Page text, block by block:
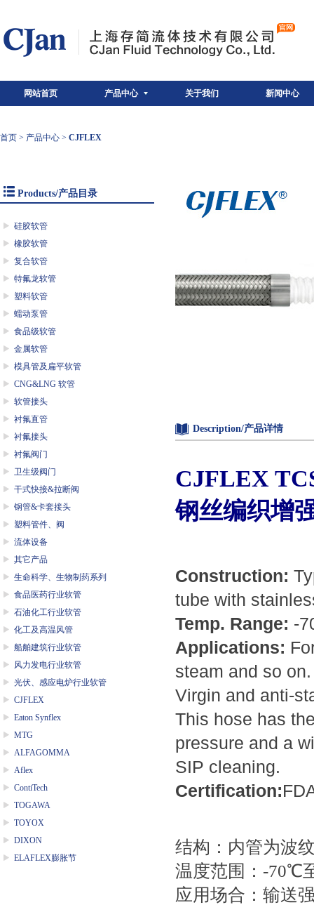
网站首页 产品中心 关于我们 新闻中心
首页 > 产品中心 > CJFLEX
Products/产品目录
硅胶软管
橡胶软管
复合软管
特氟龙软管
塑料软管
蠕动泵管
食品级软管
金属软管
模具管及扁平软管
CNG&LNG 软管
软管接头
衬氟直管
衬氟接头
衬氟阀门
卫生级阀门
干式快接&拉断阀
钢管&卡套接头
塑料管件、阀
流体设备
其它产品
生命科学、生物制药系列
食品医药行业软管
石油化工行业软管
化工及高温风管
船舶建筑行业软管
风力发电行业软管
光伏、感应电炉行业软管
CJFLEX
Eaton Synflex
MTG
ALFAGOMMA
Aflex
ContiTech
TOGAWA
TOYOX
DIXON
ELAFLEX膨胀节
Description/产品详情
CJFLEX
钢丝编织增
Construction:
tube with
Temp. Range: -
Applications:
steam and so
Virgin and anti-
This hose has
pressure and a
SIP cleaning.
Certification:
结构：内管为波
温度范围： -70℃
应用场合：输送